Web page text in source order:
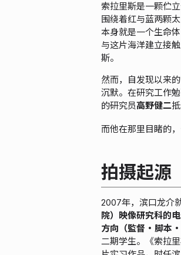
索拉里斯是一颗伫
围绕着红与蓝两颗
本身就是一个生命
与这片海洋建立接
斯。
然而，自发现以来
沉默。在研究工作
的研究员高野健二
而他在那里目睹的
拍摄起源
2007年，滨口龙介
院）映像研究科的
方向（監督・脚本
二期学生。《索拉